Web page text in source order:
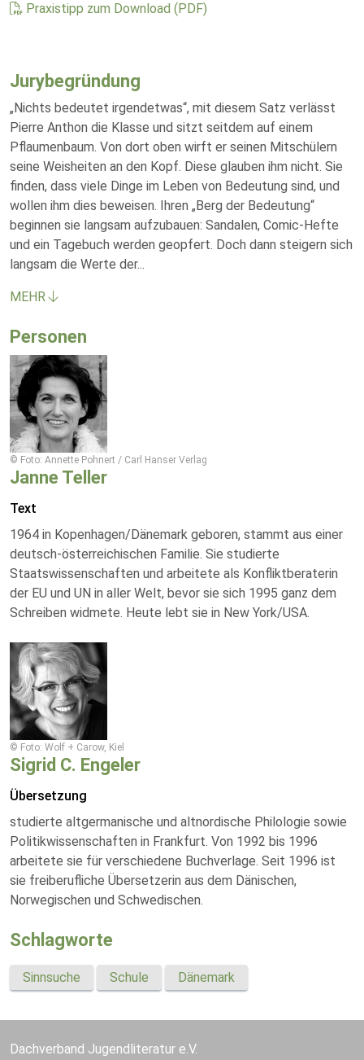
Praxistipp zum Download (PDF)
Jurybegründung
„Nichts bedeutet irgendetwas“, mit diesem Satz verlässt
Pierre Anthon die Klasse und sitzt seitdem auf einem
Pflaumenbaum. Von dort oben wirft er seinen Mitschülern
seine Weisheiten an den Kopf. Diese glauben ihm nicht. Sie
finden, dass viele Dinge im Leben von Bedeutung sind, und
wollen ihm dies beweisen. Ihren „Berg der Bedeutung“
beginnen sie langsam aufzubauen: Sandalen, Comic-Hefte
und ein Tagebuch werden geopfert. Doch dann steigern sich
langsam die Werte der...
MEHR
Personen
© Foto: Annette Pohnert / Carl Hanser Verlag
Janne Teller
Text
1964 in Kopenhagen/Dänemark geboren, stammt aus einer
deutsch-österreichischen Familie. Sie studierte
Staatswissenschaften und arbeitete als Konfliktberaterin
der EU und UN in aller Welt, bevor sie sich 1995 ganz dem
Schreiben widmete. Heute lebt sie in New York/USA.
© Foto: Wolf + Carow, Kiel
Sigrid C. Engeler
Übersetzung
studierte altgermanische und altnordische Philologie sowie
Politikwissenschaften in Frankfurt. Von 1992 bis 1996
arbeitete sie für verschiedene Buchverlage. Seit 1996 ist
sie freiberufliche Übersetzerin aus dem Dänischen,
Norwegischen und Schwedischen.
Schlagworte
Sinnsuche Schule Dänemark
Dachverband Jugendliteratur e.V.